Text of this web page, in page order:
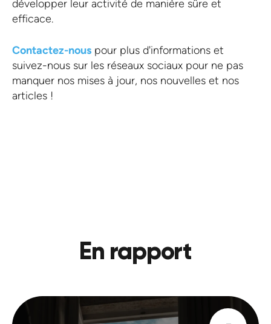
développer leur activité de manière sûre et
efficace.
Contactez-nous pour plus d'informations et
suivez-nous sur les réseaux sociaux pour ne pas
manquer nos mises à jour, nos nouvelles et nos
articles !
En rapport